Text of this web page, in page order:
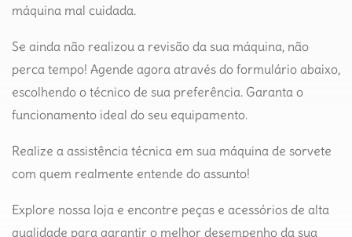
máquina mal cuidada.
Se ainda não realizou a revisão da sua máquina, não
perca tempo! Agende agora através do formulário abaixo,
escolhendo o técnico de sua preferência. Garanta o
funcionamento ideal do seu equipamento.
Realize a assistência técnica em sua máquina de sorvete
com quem realmente entende do assunto!
Explore nossa loja e encontre peças e acessórios de alta
qualidade para garantir o melhor desempenho da sua